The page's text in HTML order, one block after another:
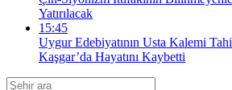
Yatırılacak
15:45
Uygur Edebiyatının Usta Kalemi
Kaşgar’da Hayatını Kaybetti